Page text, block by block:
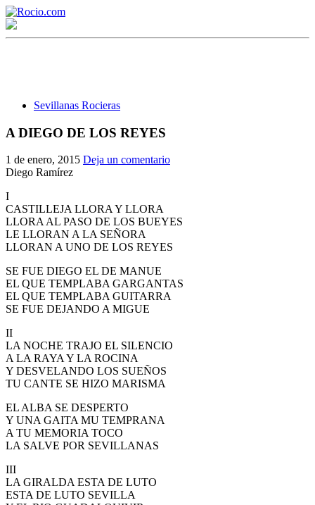
Sevillanas Rocieras
A DIEGO DE LOS REYES
1 de enero, 2015 Deja un comentario
Diego Ramírez
I
CASTILLEJA LLORA Y LLORA
LLORA AL PASO DE LOS BUEYES
LE LLORAN A LA SEÑORA
LLORAN A UNO DE LOS REYES
SE FUE DIEGO EL DE MANUE
EL QUE TEMPLABA GARGANTAS
EL QUE TEMPLABA GUITARRA
SE FUE DEJANDO A MIGUE
II
LA NOCHE TRAJO EL SILENCIO
A LA RAYA Y LA ROCINA
Y DESVELANDO LOS SUEÑOS
TU CANTE SE HIZO MARISMA
EL ALBA SE DESPERTO
Y UNA GAITA MU TEMPRANA
A TU MEMORIA TOCO
LA SALVE POR SEVILLANAS
III
LA GIRALDA ESTA DE LUTO
ESTA DE LUTO SEVILLA
¡Bienvenido! Soy el asistente virtual de rocio.com.
Historia de la Virgen del Rocío
¿Cuándo es la romería del Rocío?
¿Cuántas hermandades participan en la romería?
¿Cuándo se construyó la primera ermita?
¿Cuales son los actos principales que se celebran en el
Rocío?
Quiero hacer el camino,¿que tengo que hacer?
En el Rocío, ¿dónde me alojo?